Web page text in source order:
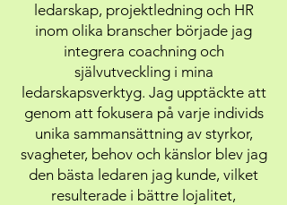
ledarskap, projektledning och HR
inom olika branscher började jag
integrera coachning och
självutveckling i mina
ledarskapsverktyg. Jag upptäckte att
genom att fokusera på varje individs
unika sammansättning av styrkor,
svagheter, behov och känslor blev jag
den bästa ledaren jag kunde, vilket
resulterade i bättre lojalitet,